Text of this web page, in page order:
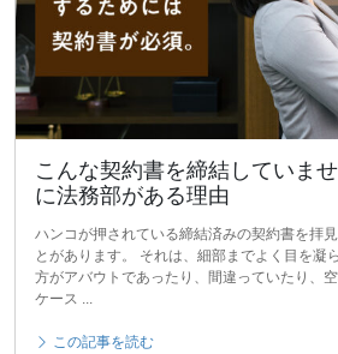
こんな契約書を締結していま
に法務部がある理由
ハンコが押されている締結済みの契約書を拝
とがあります。 それは、細部までよく目を凝
方がアバウトであったり、間違っていたり、
ケース ...
この記事を読む